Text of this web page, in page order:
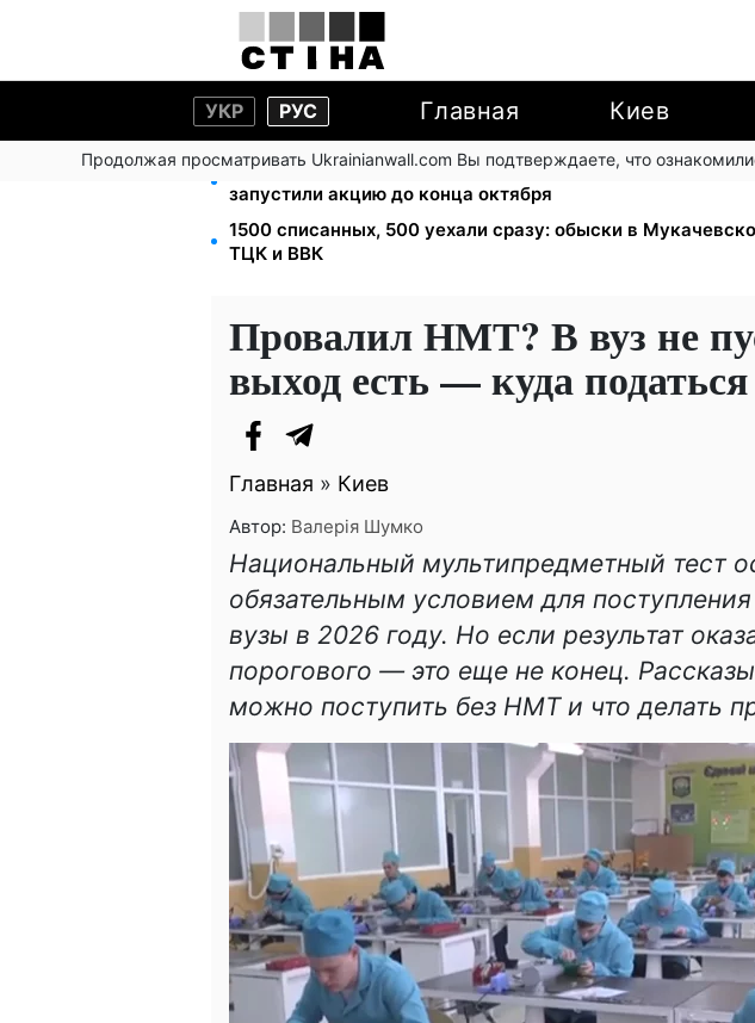
УКР РУС Главная Киев
Продолжая просматривать Ukrainianwall.com Вы подтверждаете, что
Кэшбек до 40% на Netflix и YouTube: Ощадбанк и
запустили акцию до конца октября
1500 списанных, 500 уехали сразу: обыски в
ТЦК и ВВК
Провалил НМТ? В вуз не
выход есть — куда податься
Главная » Киев
Автор: Валерія Шумко
Национальный мультипредметный тест
обязательным условием для
вузы в 2026 году. Но если результат
порогового — это еще не конец.
можно поступить без НМТ и что делать